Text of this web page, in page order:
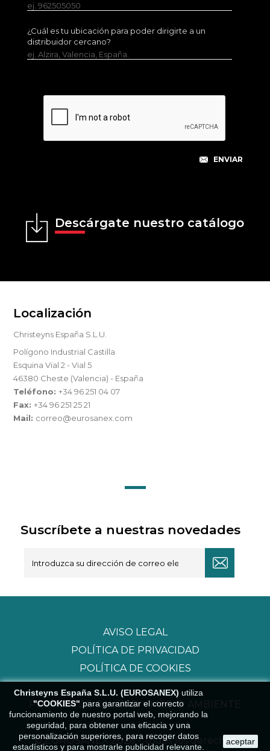
ej. 962505050
¿Cuál es tu ubicación para poder dirigirte a un
distribuidor cercano?
ej. Alzira, Valencia, España.
Descárgate nuestro catálogo
Localización
Christeyns España S.L.U.
Polígono Industrial Castilla
Esquina Vial 2 - Vial 5
46380 Cheste (Valencia) - España
Teléfono:+34 96 251 04 07
Fax:+34 96 251 25 21
Mail: correo@eurosanex.com
Suscríbete a nuestras novedades
Christeyns España S.L.U. (EUROSANEX) utiliza
"COOKIES" para garantizar el correcto
funcionamiento de nuestro portal web, mejorando la
seguridad, para obtener una eficacia y una
personalización superiores, para recoger datos
estadísticos y para mostrarle publicidad relevante.
aceptar
AVISO LEGAL
POLÍTICA DE PRIVACIDAD
POLÍTICA DE COOKIES
POLÍTICA DE CALIDAD Y MEDIO AMBIENTE
© EUROSANEX 2026 - Todos los derechos